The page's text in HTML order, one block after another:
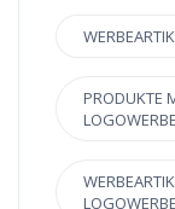
PRODUKTE